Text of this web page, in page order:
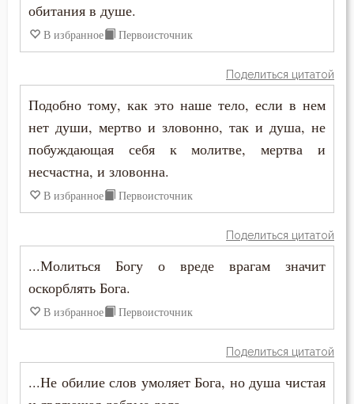
Печаль
Плач
Плоть
Подвиг
Подвижничество
Позор
Помощь Божия
обитания в душе.
В избранное Первоисточник
Поделиться цитатой
Подобно тому, как это наше тело, если в нем
нет души, мертво и зловонно, так и душа, не
побуждающая себя к молитве, мертва и
несчастна, и зловонна.
В избранное Первоисточник
Поделиться цитатой
...Молиться Богу о вреде врагам значит
оскорблять Бога.
В избранное Первоисточник
Поделиться цитатой
...Не обилие слов умоляет Бога, но душа чистая